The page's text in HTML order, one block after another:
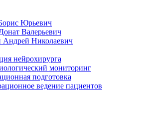
Юрьевич
Валерьевич
Николаевич
нейрохирурга
мониторинг
подготовка
ведение пациентов